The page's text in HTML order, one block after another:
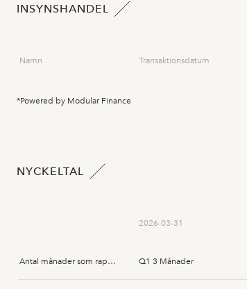
INSYNSHANDEL
Namn Transaktionsdatum
*Powered by Modular Finance
NYCKELTAL
2026-03-31
Antal månader som rapporten avser Q1 3 Månader